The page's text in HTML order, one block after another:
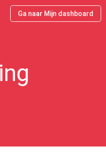
Ga naar Mijn dashboard